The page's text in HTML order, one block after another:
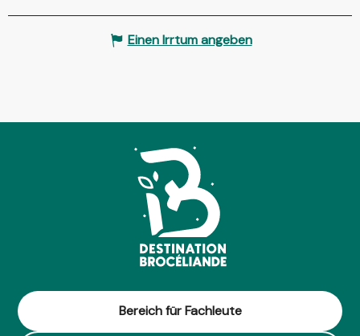
Einen Irrtum angeben
Bereich für Fachleute